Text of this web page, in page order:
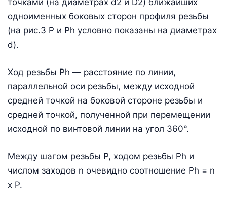
точками (на диаметрах d2 и D2) ближайших
одноименных боковых сторон профиля резьбы
(на рис.3 Р и Рh условно показаны на диаметрах
d).
Ход резьбы Рh — расстояние по линии,
параллельной оси резьбы, между исходной
средней точкой на боковой стороне резьбы и
средней точкой, полученной при перемещении
исходной по винтовой линии на угол 360°.
Между шагом резьбы Р, ходом резьбы Рh и
числом заходов n очевидно соотношение Ph = n
х Р.